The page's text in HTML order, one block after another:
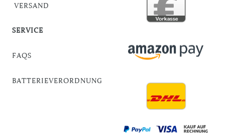
VERSAND
SERVICE
FAQS
BATTERIEVERORDNUNG